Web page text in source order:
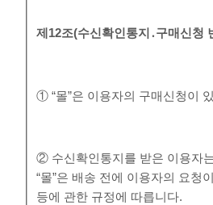
제 12조(수신확인통지 ․구매신청
① “몰”은 이용자의 구매신청이
② 수신확인통지를 받은 이용자
“몰”은 배송 전에 이용자의 요청
등에 관한 규정에 따릅니다.